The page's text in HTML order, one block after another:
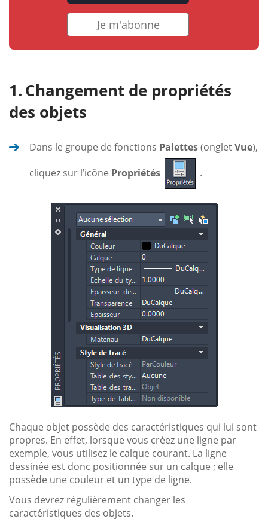
Je m'abonne
Changement de propriétés
des objets
Dans le groupe de fonctions Palettes(ongletVue),
cliquez sur l’icône Propriétés .
Chaque objet possède des caractéristiques qui lui sont
propres. En effet, lorsque vous créez une ligne par
exemple, vous utilisez le calque courant. La ligne
dessinée est donc positionnée sur un calque ; elle
possède une couleur et un type de ligne.
Vous devrez régulièrement changer les
caractéristiques des objets.